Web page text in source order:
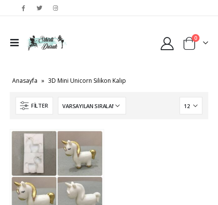
0
Anasayfa » 3D Mini Unicorn Silikon Kalıp
FILTER